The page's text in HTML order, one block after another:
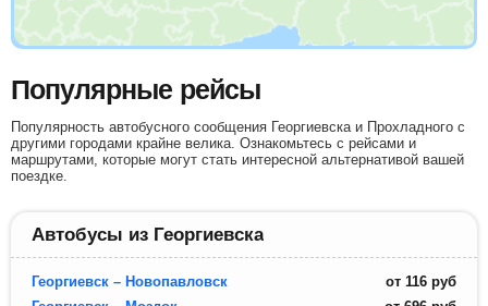
Популярные рейсы
Популярность автобусного сообщения Георгиевска и Прохладного с
другими городами крайне велика. Ознакомьтесь с рейсами и
маршрутами, которые могут стать интересной альтернативой вашей
поездке.
Автобусы из Георгиевска
Георгиевск – Новопавловск от 116 руб